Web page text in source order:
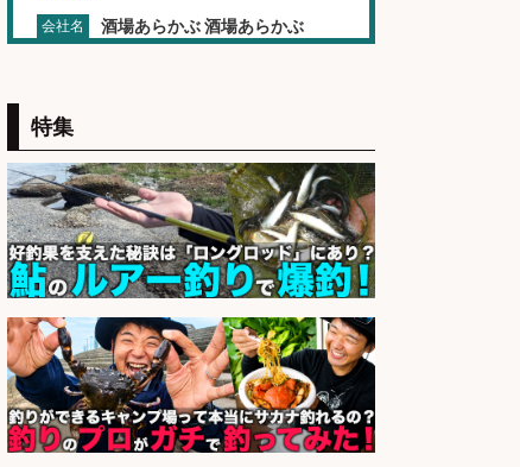
会社名 酒場あらかぶ 酒場あらかぶ
仕分け・シール貼り/釣り具などの
出荷作業/兵庫県/神戸市北区
会社名 UTエージェント株式会社
sponsored by 求人ボックス
和食, 日本料理・懐石料理/店長・店
長候補/ライブ感が満載!魚の価値を
上げ、食とエンタメで地域を元気に!
店長候補募集
会社名
魚と肴 いとおかし 魚と肴 いとお
かし
特集